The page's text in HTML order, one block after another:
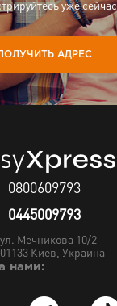
уже сейчас
АДРЕС
0800609793
0445009793
ул. Мечникова 10/2
01133 Киев, Украина
нами: